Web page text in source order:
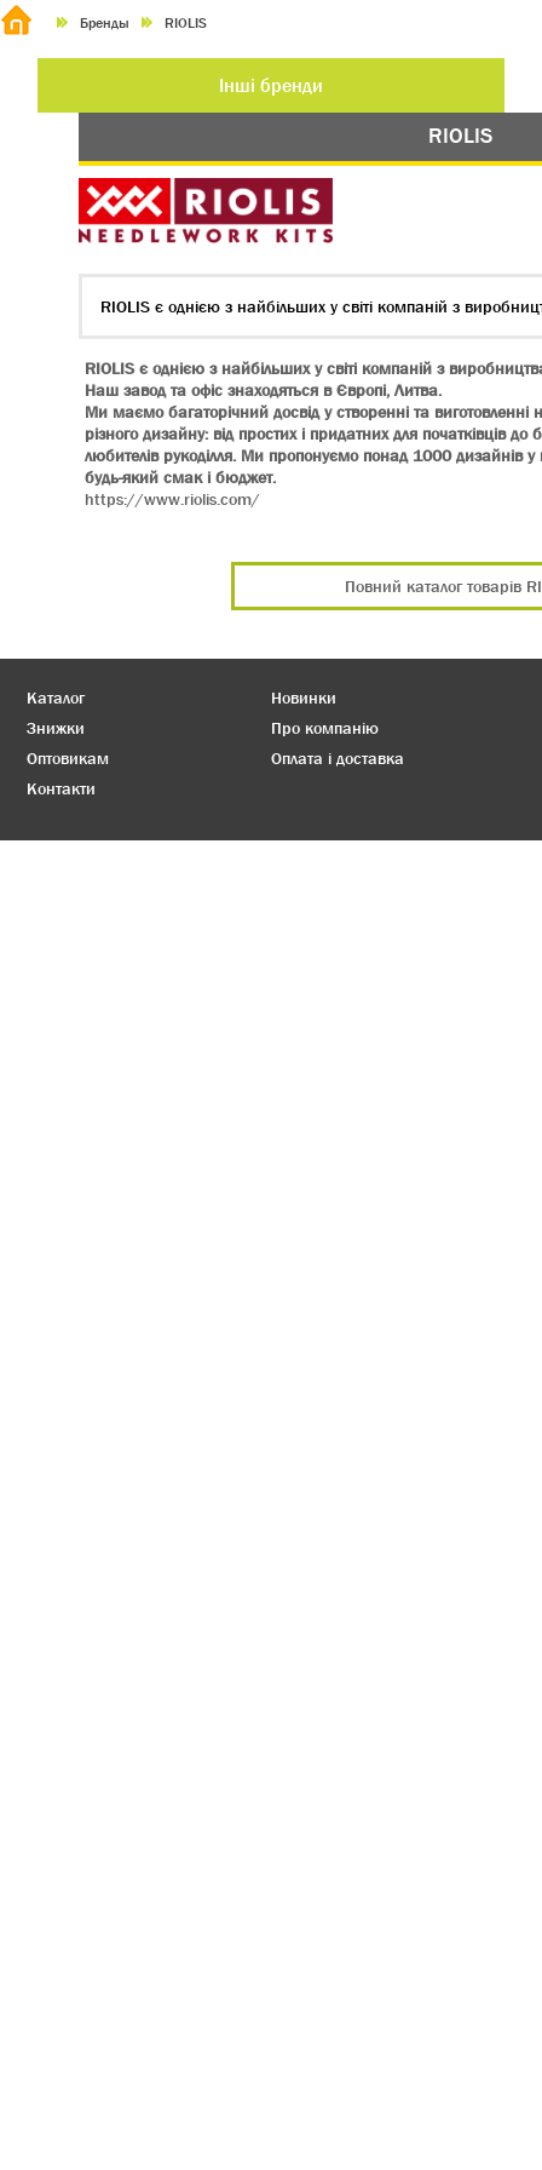
Бренды RIOLIS
Інші бренди
RIOLIS
RIOLIS є однією з найбільших у світі компаній з
RIOLIS є однією з найбільших у світі компаній з
Наш завод та офіс знаходяться в Європі, Литва.
Ми маємо багаторічний досвід у створенні та
різного дизайну: від простих і придатних для початківців
любителів рукоділля. Ми пропонуємо понад 1000 дизайнів
будь-який смак і бюджет.
https://www.riolis.com/
Повний каталог товарів
Каталог
Новинки
Знижки
Про компанію
Оптовикам
Оплата і доставка
Контакти